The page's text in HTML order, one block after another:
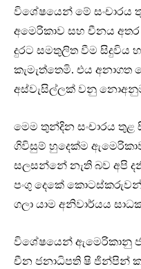
විශේෂයෙන් මේ
අමෙරිකාව සහ චීනය
දුරට සමතුලිත වීම සිදුවිය
කැමැත්තෙමි. එය
අස්වැසිල්ලක් වනු
මෙම තුන්දින සංචාරය තුළ
ගිවිසුම් හුදෙක්ම
සලසන්නේ නැති බව අපි
පංගු දෙකේ
ගලා යාම අනිවාර්යය
විශේෂයෙන් ඇමෙරිකානු
චීන ජනාධිපති ෂි ජින්පින්